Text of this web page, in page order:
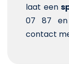
laat een
07 87 en
contact